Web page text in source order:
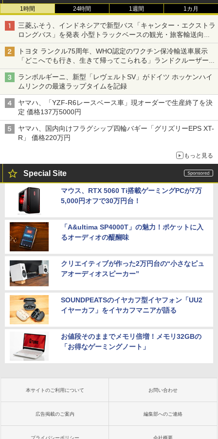
1時間 24時間 1週間 1カ月
三菱ふそう、インドネシアで新型バス「キャンター・エクストラ
ロングバス」を発表 小型トラックベースの観光・旅客輸送向け
バス
トヨタ ランクル75周年、WHO認定のワクチン保冷輸送車展示
「どこへでも行き、生きて帰ってこられる」ランドクルーザーで
命をつなぐ
ランボルギーニ、新型「レヴェルトSV」がドイツ ホッケンハイ
ムリンクの最速ラップタイムを記録
ヤマハ、「YZF-R6レースベース車」現オーダーで生産終了を決
定 価格137万5000円
ヤマハ、国内向けフラグシップ四輪バギー「グリズリーEPS XT-
R」 価格220万円
もっと見る
Special Site
マウス、RTX 5060 Ti搭載ゲーミングPCが7万
5,000円オフで30万円台！
「A&ultima SP4000T」の魅力！ポケットに入
るオーディオの醍醐味
クリエイティブが作った2万円台の“小さなピュ
アオーディオスピーカー”
SOUNDPEATSのイヤカフ型イヤフォン「UU2
イヤーカフ」をイヤカフマニアが語る
お値段そのままでメモリ倍増！メモリ32GBの
「お得なゲーミングノート」
本サイトのご利用について お問い合わせ
広告掲載のご案内 編集部へのご連絡